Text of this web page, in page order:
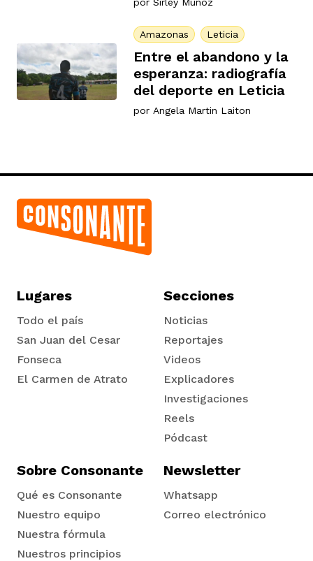
Amazonas Leticia
Entre el abandono y la
esperanza: radiografía
del deporte en Leticia
por Angela Martin Laiton
Lugares
Todo el país
San Juan del Cesar
Fonseca
El Carmen de Atrato
Secciones
Noticias
Reportajes
Videos
Explicadores
Investigaciones
Reels
Pódcast
Sobre Consonante
Qué es Consonante
Nuestro equipo
Nuestra fórmula
Nuestros principios
Newsletter
Whatsapp
Correo electrónico